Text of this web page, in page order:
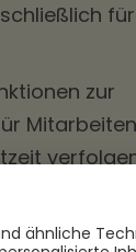
für
zur
zur